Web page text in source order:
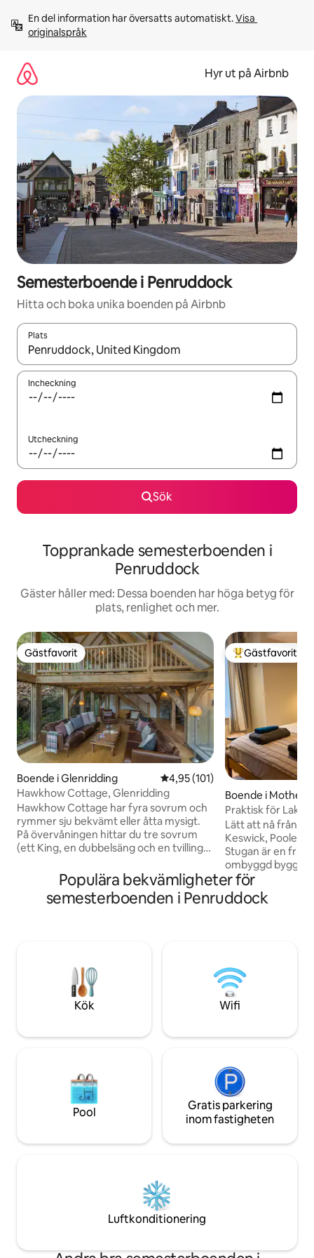
innehåll
En del information har översatts automatiskt. Visa
originalspråk
Hyr ut på Airbnb
Semesterboende i Penruddock
Hitta och boka unika boenden på Airbnb
Plats
När resultaten är tillgängliga kan du navigera med upp- och
Incheckning
Utcheckning
Sök
Topprankade semesterboenden i
Penruddock
Gäster håller med: Dessa boenden har höga betyg för
plats, renlighet och mer.
Gästfavorit
Gästfavorit
Boende i Glenridding 4,95 av 5 i genomsnittligt
4,95 (101)
Hawkhow Cottage, Glenridding
Hawkhow Cottage har fyra sovrum och
rymmer sju bekvämt eller åtta mysigt.
På övervåningen hittar du tre sovrum
(ett King, en dubbelsäng och en tvilling)
ett extra sovrum (liten dubbel), ett
duschrum och ett traditionellt Aga-
uppvärmt kök. Glas- och
tvättade sängkläder och badhanddukar
som tillhandahålls för din vistelse. Vi har
tillhandahållit ett urval av spel, pussel och
leksaker för att hålla dig underhållen
och Xbox One) samt böcker, kartor och
parkering på plats. Gäster har också
delad användning av huvudhusets
omfattande trädgårdar och mark,
inklusive bastun. Observera att
trädgården är brant med avlämningar på
vissa ställen, den har ett antal trappsteg
och broar. Förutom att ha Ullswater på
din tröskel för segling, kajakpaddling och
vild simning, finns det ett antal
fantastiska promenader och cykelturer
någonsin behöva komma in i din bil.
Populär
Gästfavorit
Boende i
Praktisk för Lake
fastighet
Lätt att nå från
Keswick, Pooley
Stugan är en
ombyggd
från stor
Lakeland Fells.
avkopplande
lokalt, Helvellyn
närheten. Gott
tröskeln. Din
Populära bekvämligheter för
semesterboenden i Penruddock
Kök Wifi
Pool
Gratis parkering
inom fastigheten
Luftkonditionering